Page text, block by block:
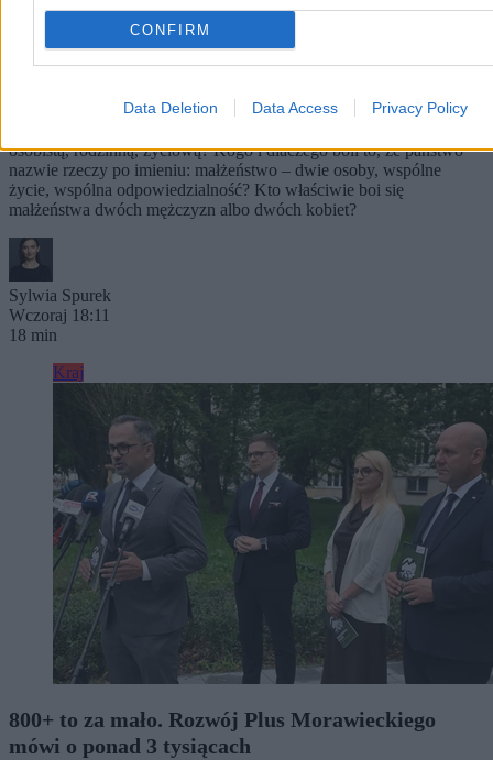
CONFIRM
Data Deletion Data Access Privacy Policy
Kto się boi małżeństwa dwóch mężczyzn (albo
osobistą, rodzinną, życiową? Kogo i dlaczego boli to, że państwo
nazwie rzeczy po imieniu: małżeństwo – dwie osoby, wspólne
życie, wspólna odpowiedzialność? Kto właściwie boi się
małżeństwa dwóch mężczyzn albo dwóch kobiet?
Sylwia Spurek
Wczoraj 18:11
18 min
Kraj
800+ to za mało. Rozwój Plus Morawieckiego
mówi o ponad 3 tysiącach